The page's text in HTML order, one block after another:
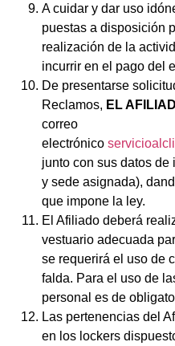
A cuidar y dar uso
puestas a disposición
realización de la
incurrir en el pago del
De presentarse
Reclamos, EL
correo
electrónico
junto con sus datos
y sede asignada),
que impone la ley.
El Afiliado deberá
vestuario adecuada
se requerirá el uso de
falda. Para el uso de
personal es de
Las pertenencias del
en los lockers